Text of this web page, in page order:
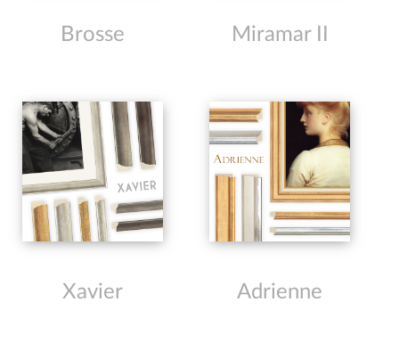
Brosse Miramar II
Xavier Adrienne